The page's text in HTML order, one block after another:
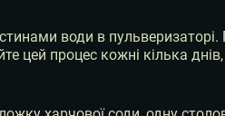
води в пульверизаторі.
цей процес кожні кілька